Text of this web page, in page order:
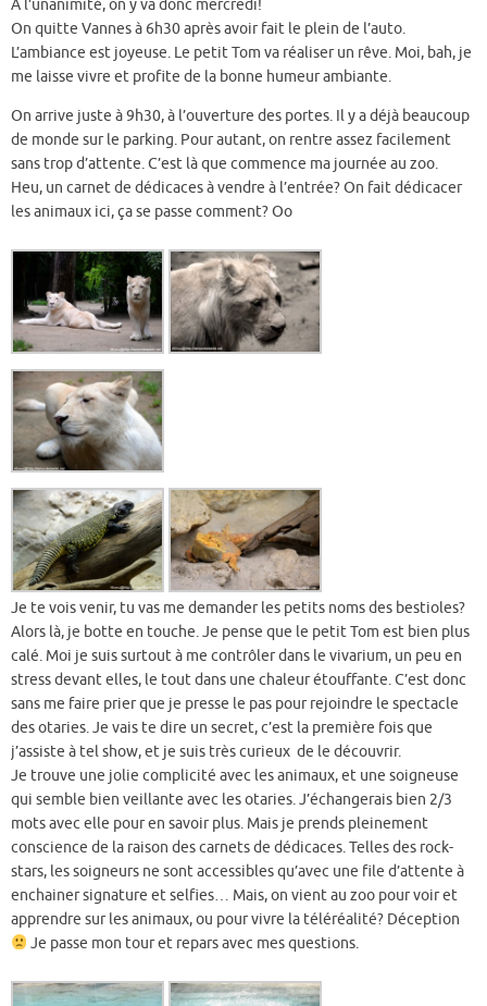
A l’unanimité, on y va donc mercredi!
On quitte Vannes à 6h30 après avoir fait le plein de l’auto.
L’ambiance est joyeuse. Le petit Tom va réaliser un rêve. Moi, bah, je
me laisse vivre et profite de la bonne humeur ambiante.
On arrive juste à 9h30, à l’ouverture des portes. Il y a déjà beaucoup
de monde sur le parking. Pour autant, on rentre assez facilement
sans trop d’attente. C’est là que commence ma journée au zoo.
Heu, un carnet de dédicaces à vendre à l’entrée? On fait dédicacer
les animaux ici, ça se passe comment? Oo
Je te vois venir, tu vas me demander les petits noms des bestioles?
Alors là, je botte en touche. Je pense que le petit Tom est bien plus
calé. Moi je suis surtout à me contrôler dans le vivarium, un peu en
stress devant elles, le tout dans une chaleur étouffante. C’est donc
sans me faire prier que je presse le pas pour rejoindre le spectacle
des otaries. Je vais te dire un secret, c’est la première fois que
j’assiste à tel show, et je suis très curieux de le découvrir.
Je trouve une jolie complicité avec les animaux, et une soigneuse
qui semble bien veillante avec les otaries. J’échangerais bien 2/3
mots avec elle pour en savoir plus. Mais je prends pleinement
conscience de la raison des carnets de dédicaces. Telles des rock-
stars, les soigneurs ne sont accessibles qu’avec une file d’attente à
enchainer signature et selfies… Mais, on vient au zoo pour voir et
apprendre sur les animaux, ou pour vivre la téléréalité? Déception
Je passe mon tour et repars avec mes questions.